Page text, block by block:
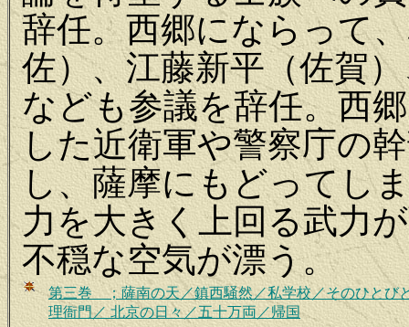
辞任。西郷にならって
佐）、江藤新平（佐賀
なども参議を辞任。西
した近衛軍や警察庁の
し、薩摩にもどってし
力を大きく上回る武力
不穏な空気が漂う。
第三巻 ；薩南の天／鎮西騒然／私学校／そのひとび
理衙門／ 北京の日々／五十万両／帰国